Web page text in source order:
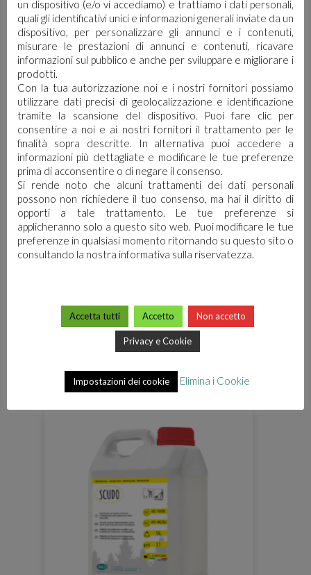
SCHEDA DI SICUREZZA
SCHEDA TECNICA
TI POTREBBE
un dispositivo (e/o vi accediamo) e trattiamo i dati personali,
quali gli identificativi unici e informazioni generali inviate da un
dispositivo, per personalizzare gli annunci e i contenuti,
misurare le prestazioni di annunci e contenuti, ricavare
informazioni sul pubblico e anche per sviluppare e migliorare i
prodotti.
Con la tua autorizzazione noi e i nostri fornitori possiamo
utilizzare dati precisi di geolocalizzazione e identificazione
tramite la scansione del dispositivo. Puoi fare clic per
consentire a noi e ai nostri fornitori il trattamento per le
finalità sopra descritte. In alternativa puoi accedere a
informazioni più dettagliate e modificare le tue preferenze
prima di acconsentire o di negare il consenso.
Si rende noto che alcuni trattamenti dei dati personali
possono non richiedere il tuo consenso, ma hai il diritto di
opporti a tale trattamento. Le tue preferenze si
applicheranno solo a questo sito web. Puoi modificare le tue
preferenze in qualsiasi momento ritornando su questo sito o
consultando la nostra informativa sulla riservatezza.
Accetta tutti Accetto Non accetto
Privacy e Cookie
Impostazioni dei cookie Elimina i Cookie